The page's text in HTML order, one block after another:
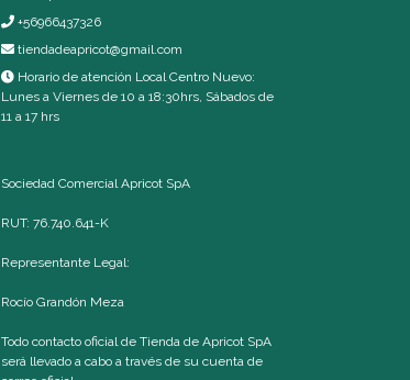
+56966437326
tiendadeapricot@gmail.com
Horario de atención Local Centro Nuevo:
Lunes a Viernes de 10 a 18:30hrs, Sábados de
11 a 17 hrs
Sociedad Comercial Apricot SpA
RUT: 76.740.641-K
Representante Legal:
Rocío Grandón Meza
Todo contacto oficial de Tienda de Apricot SpA
será llevado a cabo a través de su cuenta de